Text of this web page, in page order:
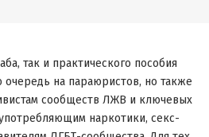
так и практического пособия
на параюристов, но также
сообществ ЛЖВ и ключевых
наркотики, секс-